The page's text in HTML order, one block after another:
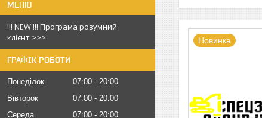
!!! NEW !!! Програма розумний
клієнт >>>
ГРАФІК РОБОТИ
Понеділок 07:00
20:00
Вівторок
07:00
20:00
Середа
07:00
20:00
Новинка